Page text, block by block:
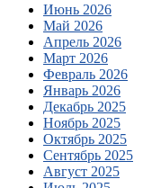
Июнь 2026
Май 2026
Апрель 2026
Март 2026
Февраль 2026
Январь 2026
Декабрь 2025
Ноябрь 2025
Октябрь 2025
Сентябрь 2025
Август 2025